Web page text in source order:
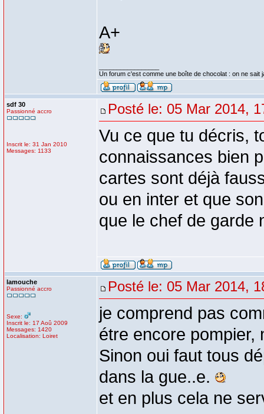
A+
Un forum c'est comme une boîte de chocolat : on ne sait
sdf 30
Passionné accro
Inscrit le: 31 Jan 2010
Messages: 1133
Posté le: 05 Mar 2014,
Vu ce que tu décris,
connaissances bien
cartes sont déjà
ou en inter et que
que le chef de garde
lamouche
Passionné accro
Sexe:
Inscrit le: 17 Aoû 2009
Messages: 1420
Localisation: Loiret
Posté le: 05 Mar 2014,
je comprend pas
étre encore pompier,
Sinon oui faut tous
dans la gue..e.
et en plus cela ne